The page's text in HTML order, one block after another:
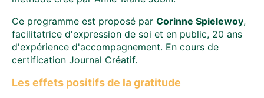
Ce programme est proposé par Corinne Spielewoy,
facilitatrice d'expression de soi et en public, 20 ans
d'expérience d'accompagnement. En cours de
certification Journal Créatif.
Les effets positifs de la gratitude